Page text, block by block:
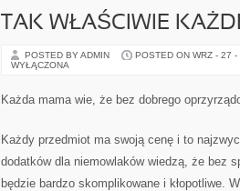
TAK WŁAŚCIWIE
POSTED BY ADMIN POSTED ON WRZ - 27 -
WYŁĄCZONA
Każda mama wie, że bez dobrego
Każdy przedmiot ma swoją cenę i to
dodatków dla niemowlaków wiedzą, że bez
będzie bardzo skomplikowane i kłopotliwe.